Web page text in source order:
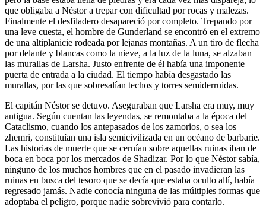
que obligaba a Néstor a trepar con dificultad por rocas y malezas.
Finalmente el desfiladero desapareció por completo. Trepando por
una leve cuesta, el hombre de Gunderland se encontró en el extremo
de una altiplanicie rodeada por lejanas montañas. A un tiro de flecha
por delante y blancas como la nieve, a la luz de la luna, se alzaban
las murallas de Larsha. Justo enfrente de él había una imponente
puerta de entrada a la ciudad. El tiempo había desgastado las
murallas, por las que sobresalían techos y torres semiderruidas.
El capitán Néstor se detuvo. Aseguraban que Larsha era muy, muy
antigua. Según cuentan las leyendas, se remontaba a la época del
Cataclismo, cuando los antepasados de los zamorios, o sea los
zhemri, constituían una isla semicivilizada en un océano de barbarie.
Las historias de muerte que se cernían sobre aquellas ruinas iban de
boca en boca por los mercados de Shadizar. Por lo que Néstor sabía,
ninguno de los muchos hombres que en el pasado invadieran las
ruinas en busca del tesoro que se decía que estaba oculto allí, había
regresado jamás. Nadie conocía ninguna de las múltiples formas que
adoptaba el peligro, porque nadie sobrevivió para contarlo.